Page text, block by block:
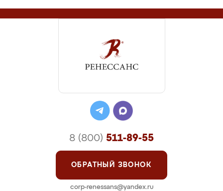
8 (800) 511-89-55
ОБРАТНЫЙ ЗВОНОК
corp-renessans@yandex.ru